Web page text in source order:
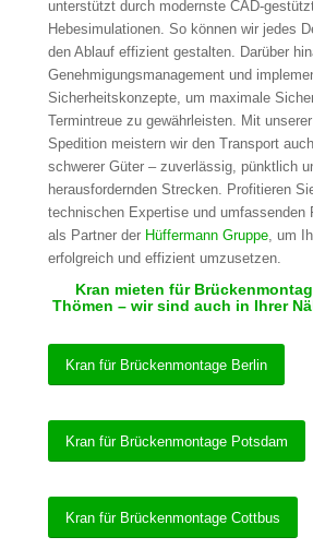
unterstützt durch modernste CAD-
Hebesimulationen. So können wir jedes
den Ablauf effizient gestalten. Darüber
Genehmigungsmanagement und
Sicherheitskonzepte, um maximale
Termintreue zu gewährleisten. Mit
Spedition meistern wir den Transport
schwerer Güter – zuverlässig, pünktlich
herausfordernden Strecken. Profitieren
technischen Expertise und umfassenden
als Partner der Hüffermann Gruppe, um
erfolgreich und effizient umzusetzen.
Kran mieten für
Thömen – wir sind auch in Ihrer
Kran für Brückenmontage Berlin
Kran für Brückenmontage Potsdam
Kran für Brückenmontage Cottbus